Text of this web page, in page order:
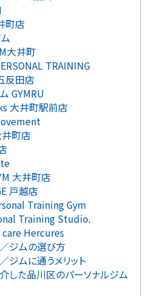
町店
大井町
TRAINING
反田店
GYMRU
大井町駅前店
井町店
大井町店
戸越店
Training Gym
Training Studio.
care Hercures
ジムの選び方
ジムに通うメリット
介した品川区のパーソナルジム